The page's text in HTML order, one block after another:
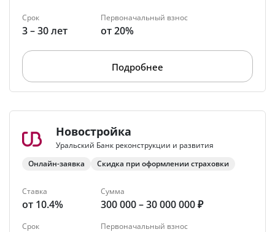
Срок
3 – 30 лет
Первоначальный взнос
от 20%
Подробнее
Новостройка
Уральский Банк реконструкции и развития
Онлайн-заявка
Скидка при оформлении страховки
Ставка
от 10.4%
Сумма
300 000 – 30 000 000 ₽
Срок Первоначальный взнос